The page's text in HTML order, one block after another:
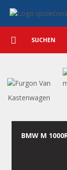
Personenkraftwagen
Detaillierte
Suche Suchen
Kastenwagen
BMW M